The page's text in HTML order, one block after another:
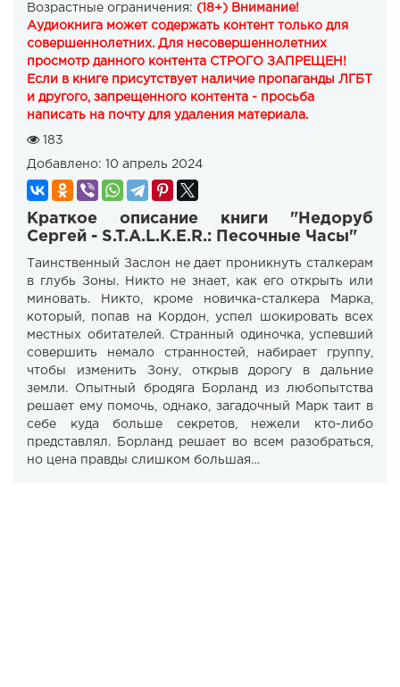
Возрастные ограничения: (18+) Внимание!
Аудиокнига может содержать контент только для
совершеннолетних. Для несовершеннолетних
просмотр данного контента СТРОГО ЗАПРЕЩЕН!
Если в книге присутствует наличие пропаганды ЛГБТ
и другого, запрещенного контента - просьба
написать на почту для удаления материала.
183
Добавлено: 10 апрель 2024
Краткое описание книги "Недоруб
Сергей - S.T.A.L.K.E.R.: Песочные Часы"
Таинственный Заслон не дает проникнуть сталкерам
в глубь Зоны. Никто не знает, как его открыть или
миновать. Никто, кроме новичка-сталкера Марка,
который, попав на Кордон, успел шокировать всех
местных обитателей. Странный одиночка, успевший
совершить немало странностей, набирает группу,
чтобы изменить Зону, открыв дорогу в дальние
земли. Опытный бродяга Борланд из любопытства
решает ему помочь, однако, загадочный Марк таит в
себе куда больше секретов, нежели кто-либо
представлял. Борланд решает во всем разобраться,
но цена правды слишком большая…